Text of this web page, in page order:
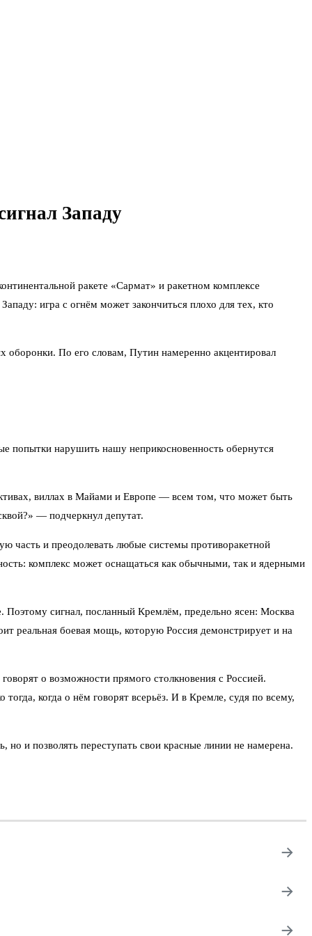
Западу
ракете «Сармат» и ракетном комплексе
игра с огнём может закончиться плохо для тех, кто
По его словам, Путин намеренно акцентировал
попытки нарушить нашу неприкосновенность обернутся
виллах в Майами и Европе — всем том, что может быть
— подчеркнул депутат.
часть и преодолевать любые системы противоракетной
комплекс может оснащаться как обычными, так и ядерными
Поэтому сигнал, посланный Кремлём, предельно ясен: Москва
реальная боевая мощь, которую Россия демонстрирует и на
о возможности прямого столкновения с Россией.
когда о нём говорят всерьёз. И в Кремле, судя по всему,
и позволять переступать свои красные линии не намерена.
→
→
→